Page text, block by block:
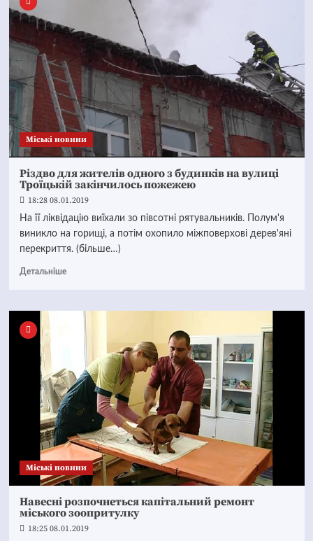
Mіські новини
Різдво для жителів одного з будинків на вулиці
Троїцькій закінчилось пожежею
18:28 08.01.2019
На її ліквідацію виїхали зо півсотні рятувальників. Полум'я
виникло на горищі, а потім охопило міжповерхові дерев'яні
перекриття. (більше…)
Детальніше
Mіські новини
Навесні розпочнеться капітальний ремонт
міського зоопритулку
18:25 08.01.2019